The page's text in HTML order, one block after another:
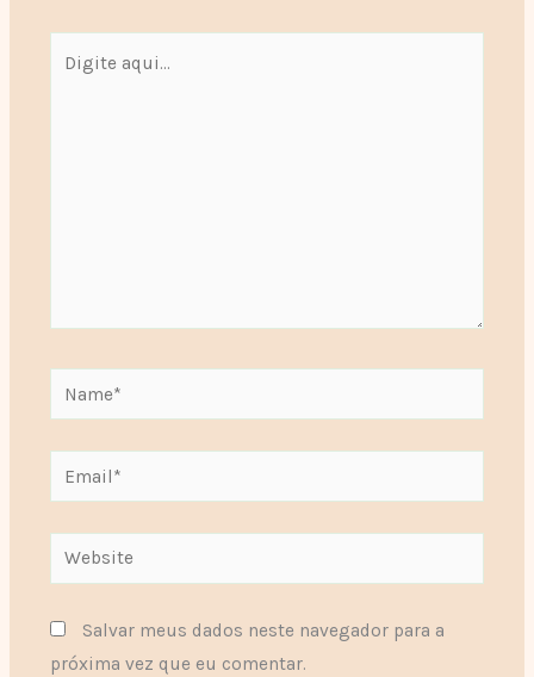
aqui...
Name*
Email*
Website
Salvar meus dados neste navegador para a
próxima vez que eu comentar.